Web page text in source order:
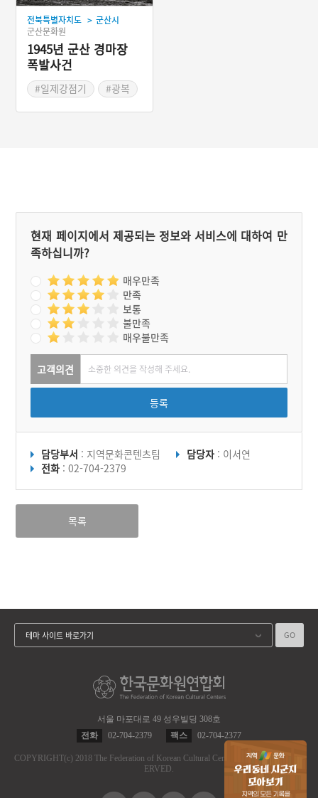
전북특별자치도 > 군산시
군산문화원
1945년 군산 경마장
폭발사건
#일제강점기
#광복
현재 페이지에서 제공되는 정보와 서비스에 대하여 만
족하십니까?
매우만족
만족
보통
불만족
매우불만족
고객의견
등록
담당부서 : 지역문화콘텐츠팀 담당자 : 이서연
전화 : 02-704-2379
목록
서울 마포대로 49 성우빌딩 308호
전화
02-704-2379 팩스 02-704-2377
COPYRIGHT(c) 2018 The Federation of Korean Cultural Centers.
ALL RIGHT RES
ERVED.
테마 사이트 바로가기 GO